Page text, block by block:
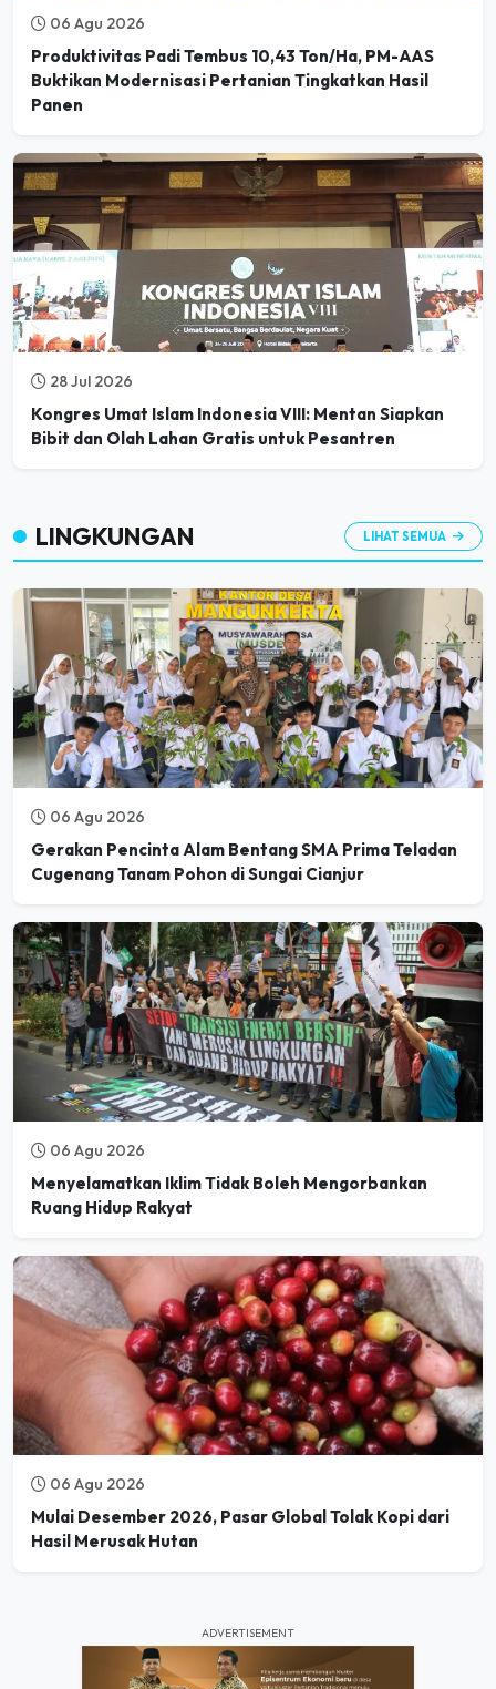
06 Agu 2026
Produktivitas Padi Tembus 10,43 Ton/Ha, PM-AAS
Buktikan Modernisasi Pertanian Tingkatkan Hasil
Panen
28 Jul 2026
Kongres Umat Islam Indonesia VIII: Mentan Siapkan
Bibit dan Olah Lahan Gratis untuk Pesantren
LINGKUNGAN LIHAT SEMUA
06 Agu 2026
Gerakan Pencinta Alam Bentang SMA Prima Teladan
Cugenang Tanam Pohon di Sungai Cianjur
06 Agu 2026
Menyelamatkan Iklim Tidak Boleh Mengorbankan
Ruang Hidup Rakyat
06 Agu 2026
Mulai Desember 2026, Pasar Global Tolak Kopi dari
Hasil Merusak Hutan
ADVERTISEMENT